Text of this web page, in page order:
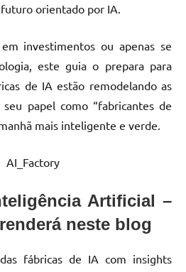
orientado por IA.
investimentos ou apenas se
este guia o prepara para
de IA estão remodelando as
papel como “fabricantes de
mais inteligente e verde.
Artificial –
neste blog
fábricas de IA com insights